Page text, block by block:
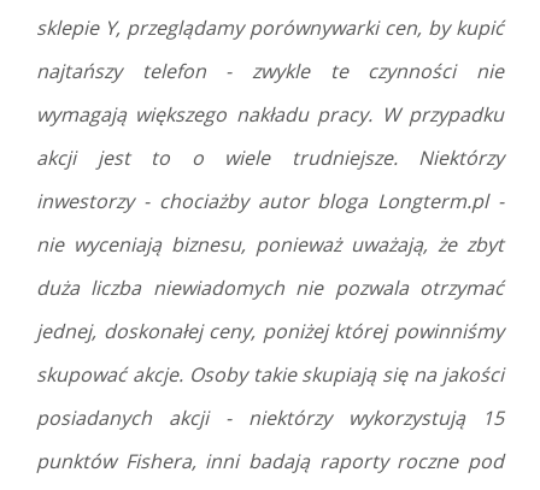
sklepie Y, przeglądamy porównywarki cen, by kupić
najtańszy telefon - zwykle te czynności nie
wymagają większego nakładu pracy. W przypadku
akcji jest to o wiele trudniejsze. Niektórzy
inwestorzy - chociażby autor bloga Longterm.pl -
nie wyceniają biznesu, ponieważ uważają, że zbyt
duża liczba niewiadomych nie pozwala otrzymać
jednej, doskonałej ceny, poniżej której powinniśmy
skupować akcje. Osoby takie skupiają się na jakości
posiadanych akcji - niektórzy wykorzystują 15
punktów Fishera, inni badają raporty roczne pod